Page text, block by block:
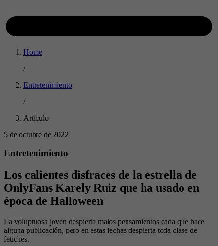
Home
/
Entretenimiento
/
Artículo
5 de octubre de 2022
Entretenimiento
Los calientes disfraces de la estrella de
OnlyFans Karely Ruiz que ha usado en
época de Halloween
La voluptuosa joven despierta malos pensamientos cada que hace
alguna publicación, pero en estas fechas despierta toda clase de
fetiches.